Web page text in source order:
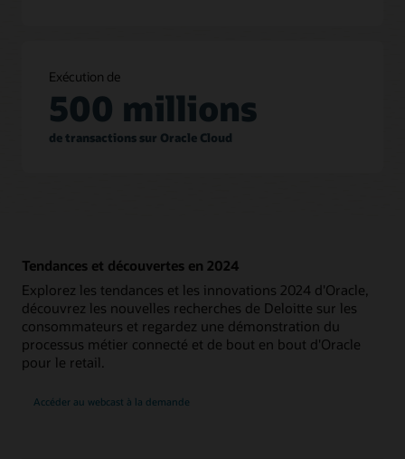
Exécution de
500 millions
de transactions sur Oracle Cloud
Tendances et découvertes en 2024
Explorez les tendances et les innovations 2024 d'Oracle,
découvrez les nouvelles recherches de Deloitte sur les
consommateurs et regardez une démonstration du
processus métier connecté et de bout en bout d'Oracle
pour le retail.
Accéder au webcast à la demande